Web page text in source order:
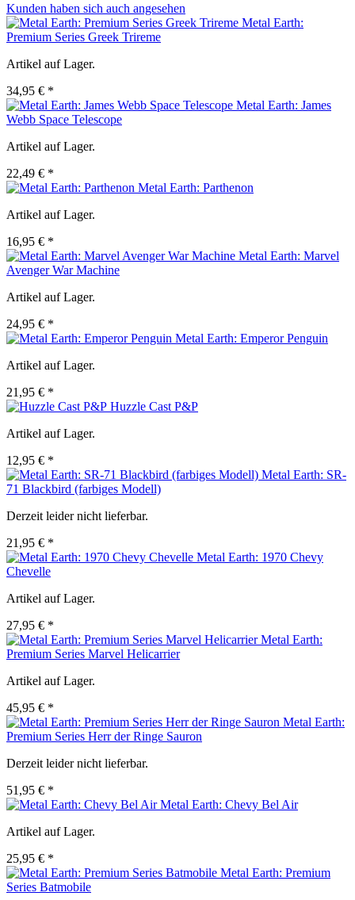
Kunden haben sich auch angesehen
Metal Earth:
Premium Series Greek Trireme
Artikel auf Lager.
34,95 € *
Metal Earth: James
Webb Space Telescope
Artikel auf Lager.
22,49 € *
Metal Earth: Parthenon
Artikel auf Lager.
16,95 € *
Metal Earth: Marvel
Avenger War Machine
Artikel auf Lager.
24,95 € *
Metal Earth: Emperor Penguin
Artikel auf Lager.
21,95 € *
Huzzle Cast P&P
Artikel auf Lager.
12,95 € *
Metal Earth: SR-
71 Blackbird (farbiges Modell)
Derzeit leider nicht lieferbar.
21,95 € *
Metal Earth: 1970 Chevy
Chevelle
Artikel auf Lager.
27,95 € *
Metal Earth:
Premium Series Marvel Helicarrier
Artikel auf Lager.
45,95 € *
Metal Earth:
Premium Series Herr der Ringe Sauron
Derzeit leider nicht lieferbar.
51,95 € *
Metal Earth: Chevy Bel Air
Artikel auf Lager.
25,95 € *
Metal Earth: Premium
Series Batmobile